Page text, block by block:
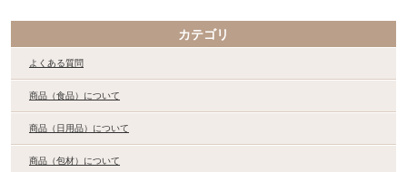
カテゴリ
よくある質問
商品（食品）について
商品（日用品）について
商品（包材）について